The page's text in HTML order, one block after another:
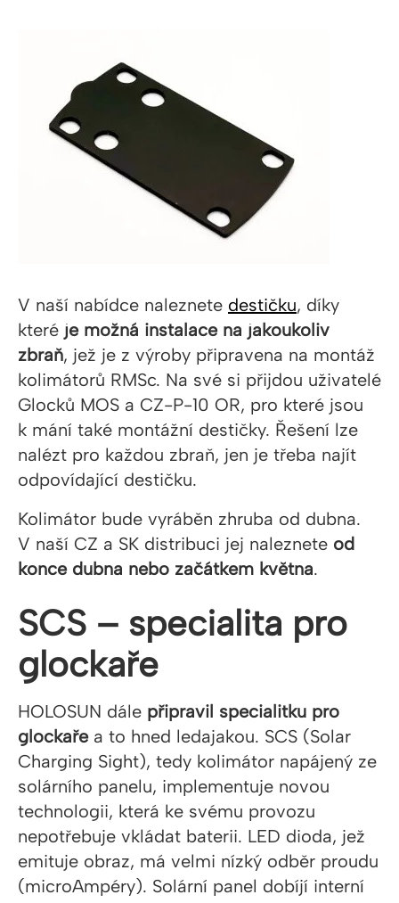
V naší nabídce naleznete destičku, díky
které je možná instalace na jakoukoliv
zbraň, jež je z výroby připravena na montáž
kolimátorů RMSc. Na své si přijdou uživatelé
Glocků MOS a CZ-P-10 OR, pro které jsou
k mání také montážní destičky. Řešení lze
nalézt pro každou zbraň, jen je třeba najít
odpovídající destičku.
Kolimátor bude vyráběn zhruba od dubna.
V naší CZ a SK distribuci jej naleznete od
konce dubna nebo začátkem května.
SCS –⁠ specialita pro
glockaře
HOLOSUN dále připravil specialitku pro
glockařea to hned ledajakou. SCS (Solar
Charging Sight), tedy kolimátor napájený ze
solárního panelu, implementuje novou
technologii, která ke svému provozu
nepotřebuje vkládat baterii. LED dioda, jež
emituje obraz, má velmi nízký odběr proudu
(microAmpéry). Solární panel dobíjí interní